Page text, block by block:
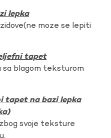
lepka
moze se lepiti
tapet
sa blagom teksturom
tapet na bazi lepka
svoje teksture